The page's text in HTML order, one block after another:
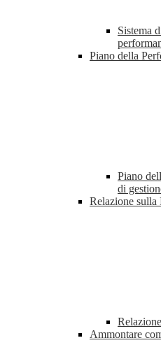
Sistema
Piano della
Piano
di
Relazione sulla
Ammontare